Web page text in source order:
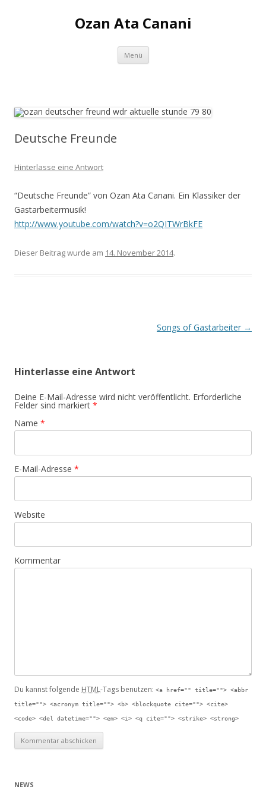
Ozan Ata Canani
Menü Zum Inhalt springen
Deutsche Freunde
Hinterlasse eine Antwort
“Deutsche Freunde” von Ozan Ata Canani. Ein Klassiker der
Gastarbeitermusik!
http://www.youtube.com/watch?v=o2QITWrBkFE
Dieser Beitrag wurde am 14. November 2014.
Songs of Gastarbeiter →
Hinterlasse eine Antwort
Deine E-Mail-Adresse wird nicht veröffentlicht. Erforderliche
Felder sind markiert *
Name *
E-Mail-Adresse *
Website
Kommentar
Du kannst folgende HTML-Tags benutzen: <a href="" title=""> <abbr
title=""> <acronym title=""> <b> <blockquote cite=""> <cite>
<code> <del datetime=""> <em> <i> <q cite=""> <strike> <strong>
NEWS